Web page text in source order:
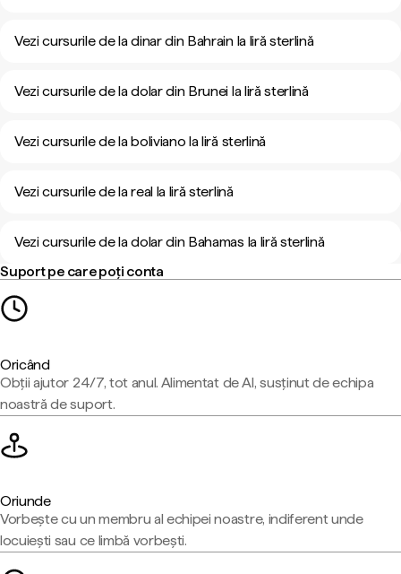
Vezi cursurile de la dinar din Bahrain la liră sterlină
Vezi cursurile de la dolar din Brunei la liră sterlină
Vezi cursurile de la boliviano la liră sterlină
Vezi cursurile de la real la liră sterlină
Vezi cursurile de la dolar din Bahamas la liră sterlină
Suport pe care poți conta
Oricând
Obții ajutor 24/7, tot anul. Alimentat de AI, susținut de echipa
noastră de suport.
Oriunde
Vorbește cu un membru al echipei noastre, indiferent unde
locuiești sau ce limbă vorbești.